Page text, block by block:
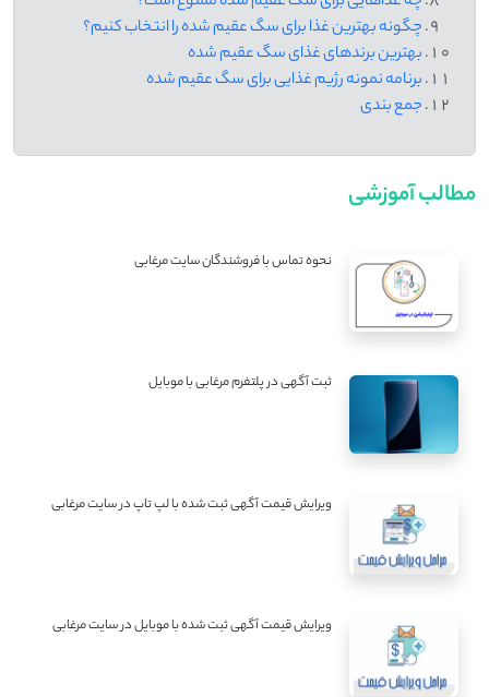
چگونه بهترین غذا برای سگ عقیم شده را انتخاب کنیم؟
بهترین برندهای غذای سگ عقیم شده
برنامه نمونه رژیم غذایی برای سگ عقیم شده
جمع بندی
مطالب آموزشی
نحوه تماس با فروشندگان سایت مرغابی
ثبت آگهی در پلتفرم مرغابی با موبایل
ویرایش قیمت آگهی ثبت شده با لپ تاپ در سایت مرغابی
ویرایش قیمت آگهی ثبت شده با موبایل در سایت مرغابی